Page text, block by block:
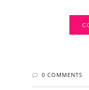
0 COMMENTS